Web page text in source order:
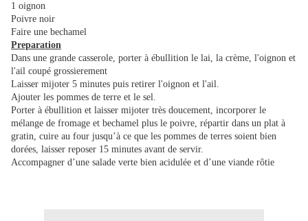
1 oignon
Poivre noir
Faire une bechamel
Preparation
Dans une grande casserole, porter à ébullition le lai, la crème, l'oignon et
l'ail coupé grossierement
Laisser mijoter 5 minutes puis retirer l'oignon et l'ail.
Ajouter les pommes de terre et le sel.
Porter à ébullition et laisser mijoter très doucement, incorporer le
mélange de fromage et bechamel plus le poivre, répartir dans un plat à
gratin, cuire au four jusqu’à ce que les pommes de terres soient bien
dorées, laisser reposer 15 minutes avant de servir.
Accompagner d’une salade verte bien acidulée et d’une viande rôtie